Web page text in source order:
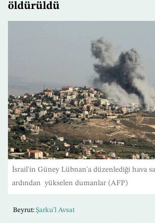
öldürüldü
İsrail'in Güney Lübnan'a düzenlediği hava
ardından yükselen dumanlar (AFP)
Beyrut: Şarku'l Avsat